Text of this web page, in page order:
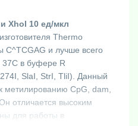
XhoI 10 ед/мкл
Thermo
C^TCGAG и лучше всего
37C в буфере R
SlaI, StrI, TliI). Данный
метилированию CpG, dam,
отличается высоким
для работы в